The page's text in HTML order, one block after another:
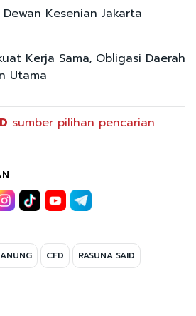
Kesenian Jakarta
Kerja Sama, Obligasi Daerah
Utama
sumber pilihan pencarian
CFD RASUNA SAID